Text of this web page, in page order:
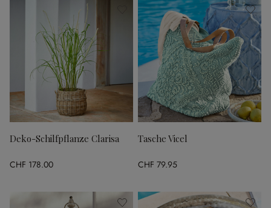
Deko-Schilfpflanze Clarisa
CHF 178.00
Tasche Vicel
CHF 79.95